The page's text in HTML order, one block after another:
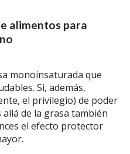
alimentos para
monoinsaturada que
Si, además,
el privilegio) de poder
de la grasa también
el efecto protector